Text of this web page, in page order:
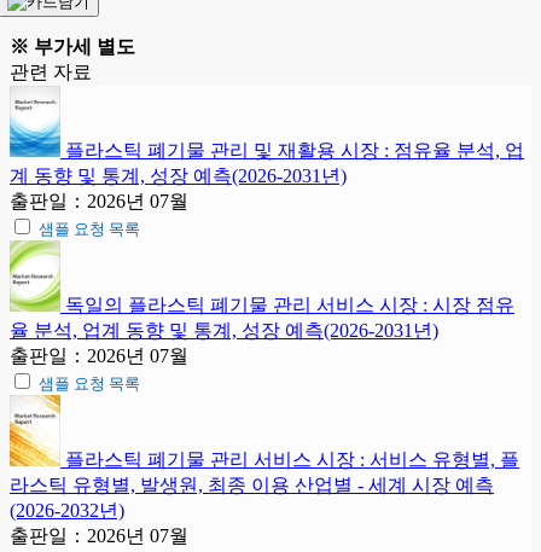
※ 부가세 별도
관련 자료
플라스틱 폐기물 관리 및 재활용 시장 : 점유율 분석, 업
계 동향 및 통계, 성장 예측(2026-2031년)
출판일：2026년 07월
샘플 요청 목록
독일의 플라스틱 폐기물 관리 서비스 시장 : 시장 점유
율 분석, 업계 동향 및 통계, 성장 예측(2026-2031년)
출판일：2026년 07월
샘플 요청 목록
플라스틱 폐기물 관리 서비스 시장 : 서비스 유형별, 플
라스틱 유형별, 발생원, 최종 이용 산업별 - 세계 시장 예측
(2026-2032년)
출판일：2026년 07월